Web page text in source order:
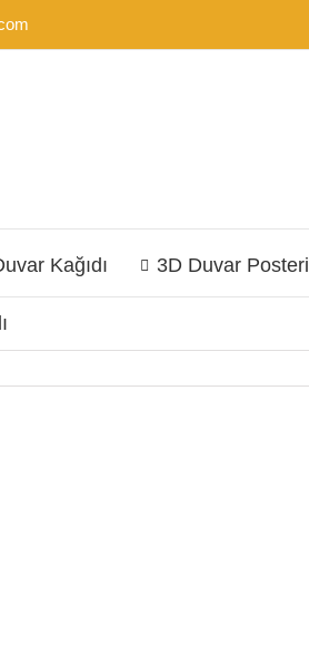
Kağıdı 3D Duvar Posteri